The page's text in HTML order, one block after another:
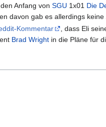
Anfang vonSGU 1x01 Die
davon gab es allerdings
Kommentar
, dass Eli
Brad Wright in die Pläne für